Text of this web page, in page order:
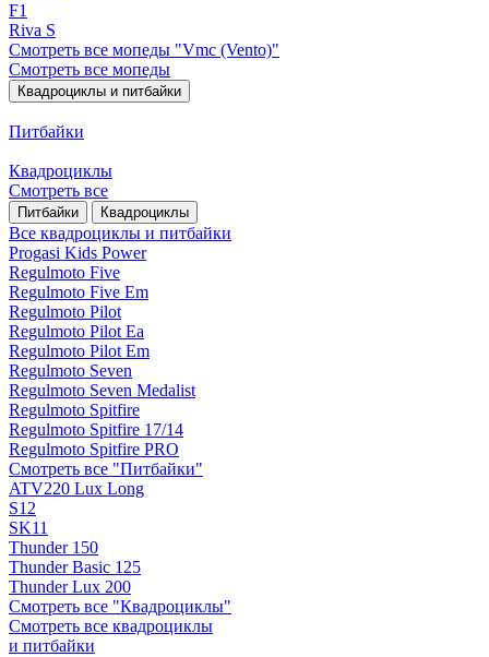
F1
Riva S
Смотреть все мопеды "Vmc (Vento)"
Смотреть все мопеды
Квадроциклы и питбайки
Питбайки
Квадроциклы
Смотреть все
Питбайки Квадроциклы
Все квадроциклы и питбайки
Progasi Kids Power
Regulmoto Five
Regulmoto Five Em
Regulmoto Pilot
Regulmoto Pilot Ea
Regulmoto Pilot Em
Regulmoto Seven
Regulmoto Seven Medalist
Regulmoto Spitfire
Regulmoto Spitfire 17/14
Regulmoto Spitfire PRO
Смотреть все "Питбайки"
ATV220 Lux Long
S12
SK11
Thunder 150
Thunder Basic 125
Thunder Lux 200
Смотреть все "Квадроциклы"
Смотреть все квадроциклы
и питбайки